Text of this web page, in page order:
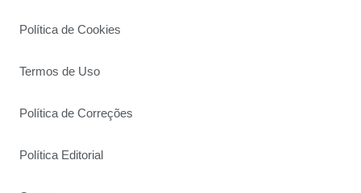
Política de Cookies
Termos de Uso
Política de Correções
Política Editorial